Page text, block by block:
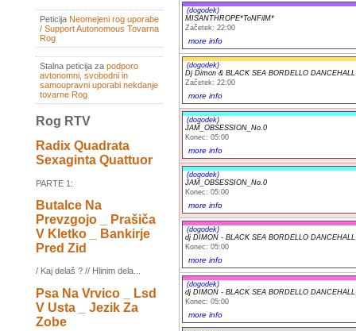
Peticija Neomejeni rog uporabe
/ Support Autonomous Tovarna
Rog
Stalna peticija za podporo
avtonomni, svobodni in
samoupravni uporabi nekdanje
tovarne Rog
Rog RTV
Radix Quadrata
Sexaginta Quattuor
PARTE 1:
Butalce Na
Prevzgojo _ Prašiča
V Kletko _ Bankirje
Pred Zid
/ Kaj delaš ? // Hlinim dela...
Psa Na Vrvico _ Lsd
V Usta _ Jezik Za
Zobe
(dogodek)
MISANTHROPE*ToNFilM*
Začetek: 22:00
more info
(dogodek)
Dj Dimon & BLACK SEA BORDELLO DANCEHALL
Začetek: 22:00
more info
(dogodek)
JAM_OBSESSION_No.0
Konec: 05:00
more info
(dogodek)
JAM_OBSESSION_No.0
Konec: 05:00
more info
(dogodek)
dj DIMON - BLACK SEA BORDELLO DANCEHALL
Konec: 05:00
more info
(dogodek)
dj DIMON - BLACK SEA BORDELLO DANCEHALL
Konec: 05:00
more info